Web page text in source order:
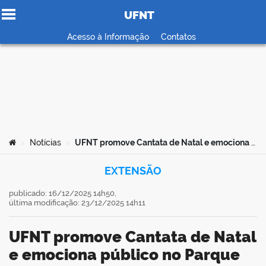
Ir para o conteúdo
UFNT
Acesso à Informação Contatos
Você está aqui:
Notícias UFNT promove Cantata de Natal e emociona público no Parque Cimba
EXTENSÃO
UFNT promove Cantata de Natal
e emociona público no Parque
publicado: 16/12/2025 14h50,
última modificação: 23/12/2025 14h11